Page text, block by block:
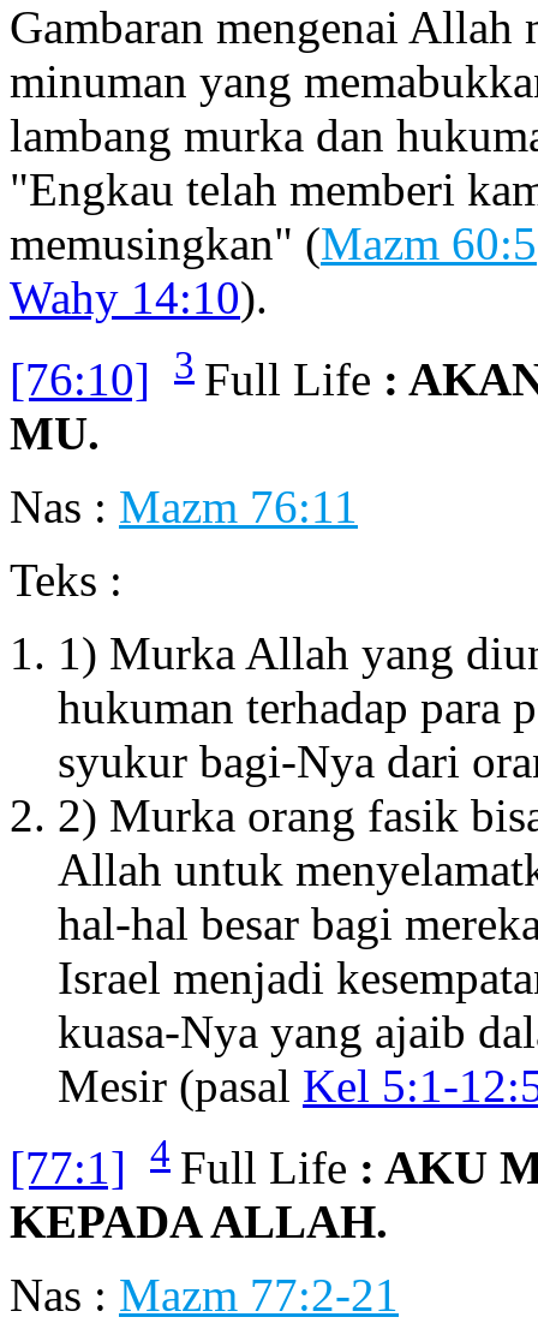
Gambaran mengenai Allah
minuman yang
lambang murka dan
"Engkau telah memberi
memusingkan" (Mazm 60:5
Wahy 14:10).
[76:10]
3 Full Life :
MU.
Nas : Mazm 76:11
Teks :
1) Murka Allah yang
hukuman terhadap para
syukur bagi-Nya dari
2) Murka orang fasik
Allah untuk
hal-hal besar bagi
Israel menjadi
kuasa-Nya yang ajaib
Mesir (pasal Kel 5:1-
[77:1]
4 Full Life : AKU
KEPADA ALLAH.
Nas : Mazm 77:2-21